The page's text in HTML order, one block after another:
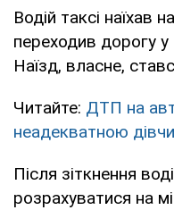
Водій таксі наїхав
переходив дорогу у
Наїзд, власне,
Читайте: ДТП на
неадекватною
Після зіткнення
розрахуватися на